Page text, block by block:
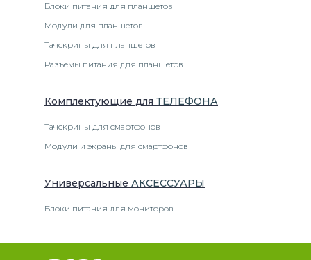
Блоки питания для планшетов
Модули для планшетов
Тачскрины для планшетов
Разъемы питания для планшетов
Комплектующие для ТЕЛЕФОНА
Тачскрины для смартфонов
Модули и экраны для смартфонов
Универсальные АКСЕССУАРЫ
Блоки питания для мониторов